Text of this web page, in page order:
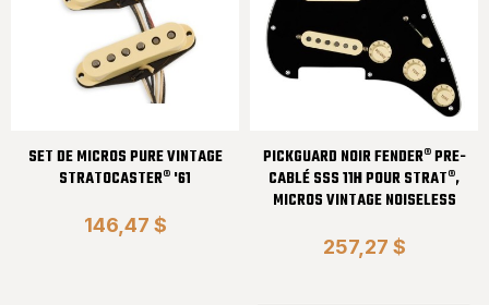
SET DE MICROS PURE VINTAGE
STRATOCASTER® '61
146,47 $
PICKGUARD NOIR FENDER® PRE-
CABLÉ SSS 11H POUR STRAT®,
MICROS VINTAGE NOISELESS
257,27 $